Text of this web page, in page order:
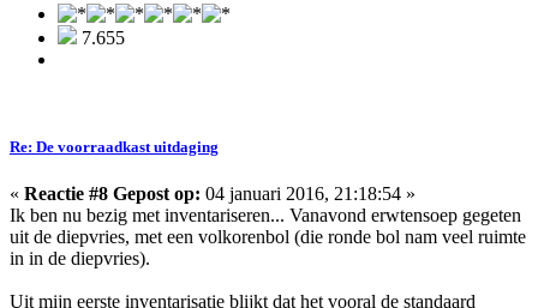
7.655
Re: De voorraadkast uitdaging
« Reactie #8 Gepost op: 04 januari 2016, 21:18:54 »
Ik ben nu bezig met inventariseren... Vanavond erwtensoep gegeten
uit de diepvries, met een volkorenbol (die ronde bol nam veel ruimte
in in de diepvries).
Uit mijn eerste inventarisatie blijkt dat het vooral de standaard